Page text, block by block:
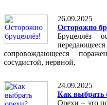
26.09.2025
Осторожно
Бруцеллёз –
сопровождающееся
сосудистой, нервной,
24.09.2025
Как выбрать
Орехи – это